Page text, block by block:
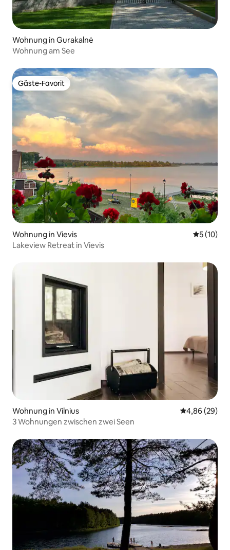
Wohnung in Gurakalnė
Wohnung am See
Gäste-Favorit
Gäste-Favorit
Wohnung in Vievis
5 (10)
Lakeview Retreat in Vievis
Wohnung in Vilnius
4,86 (29)
3 Wohnungen zwischen zwei Seen